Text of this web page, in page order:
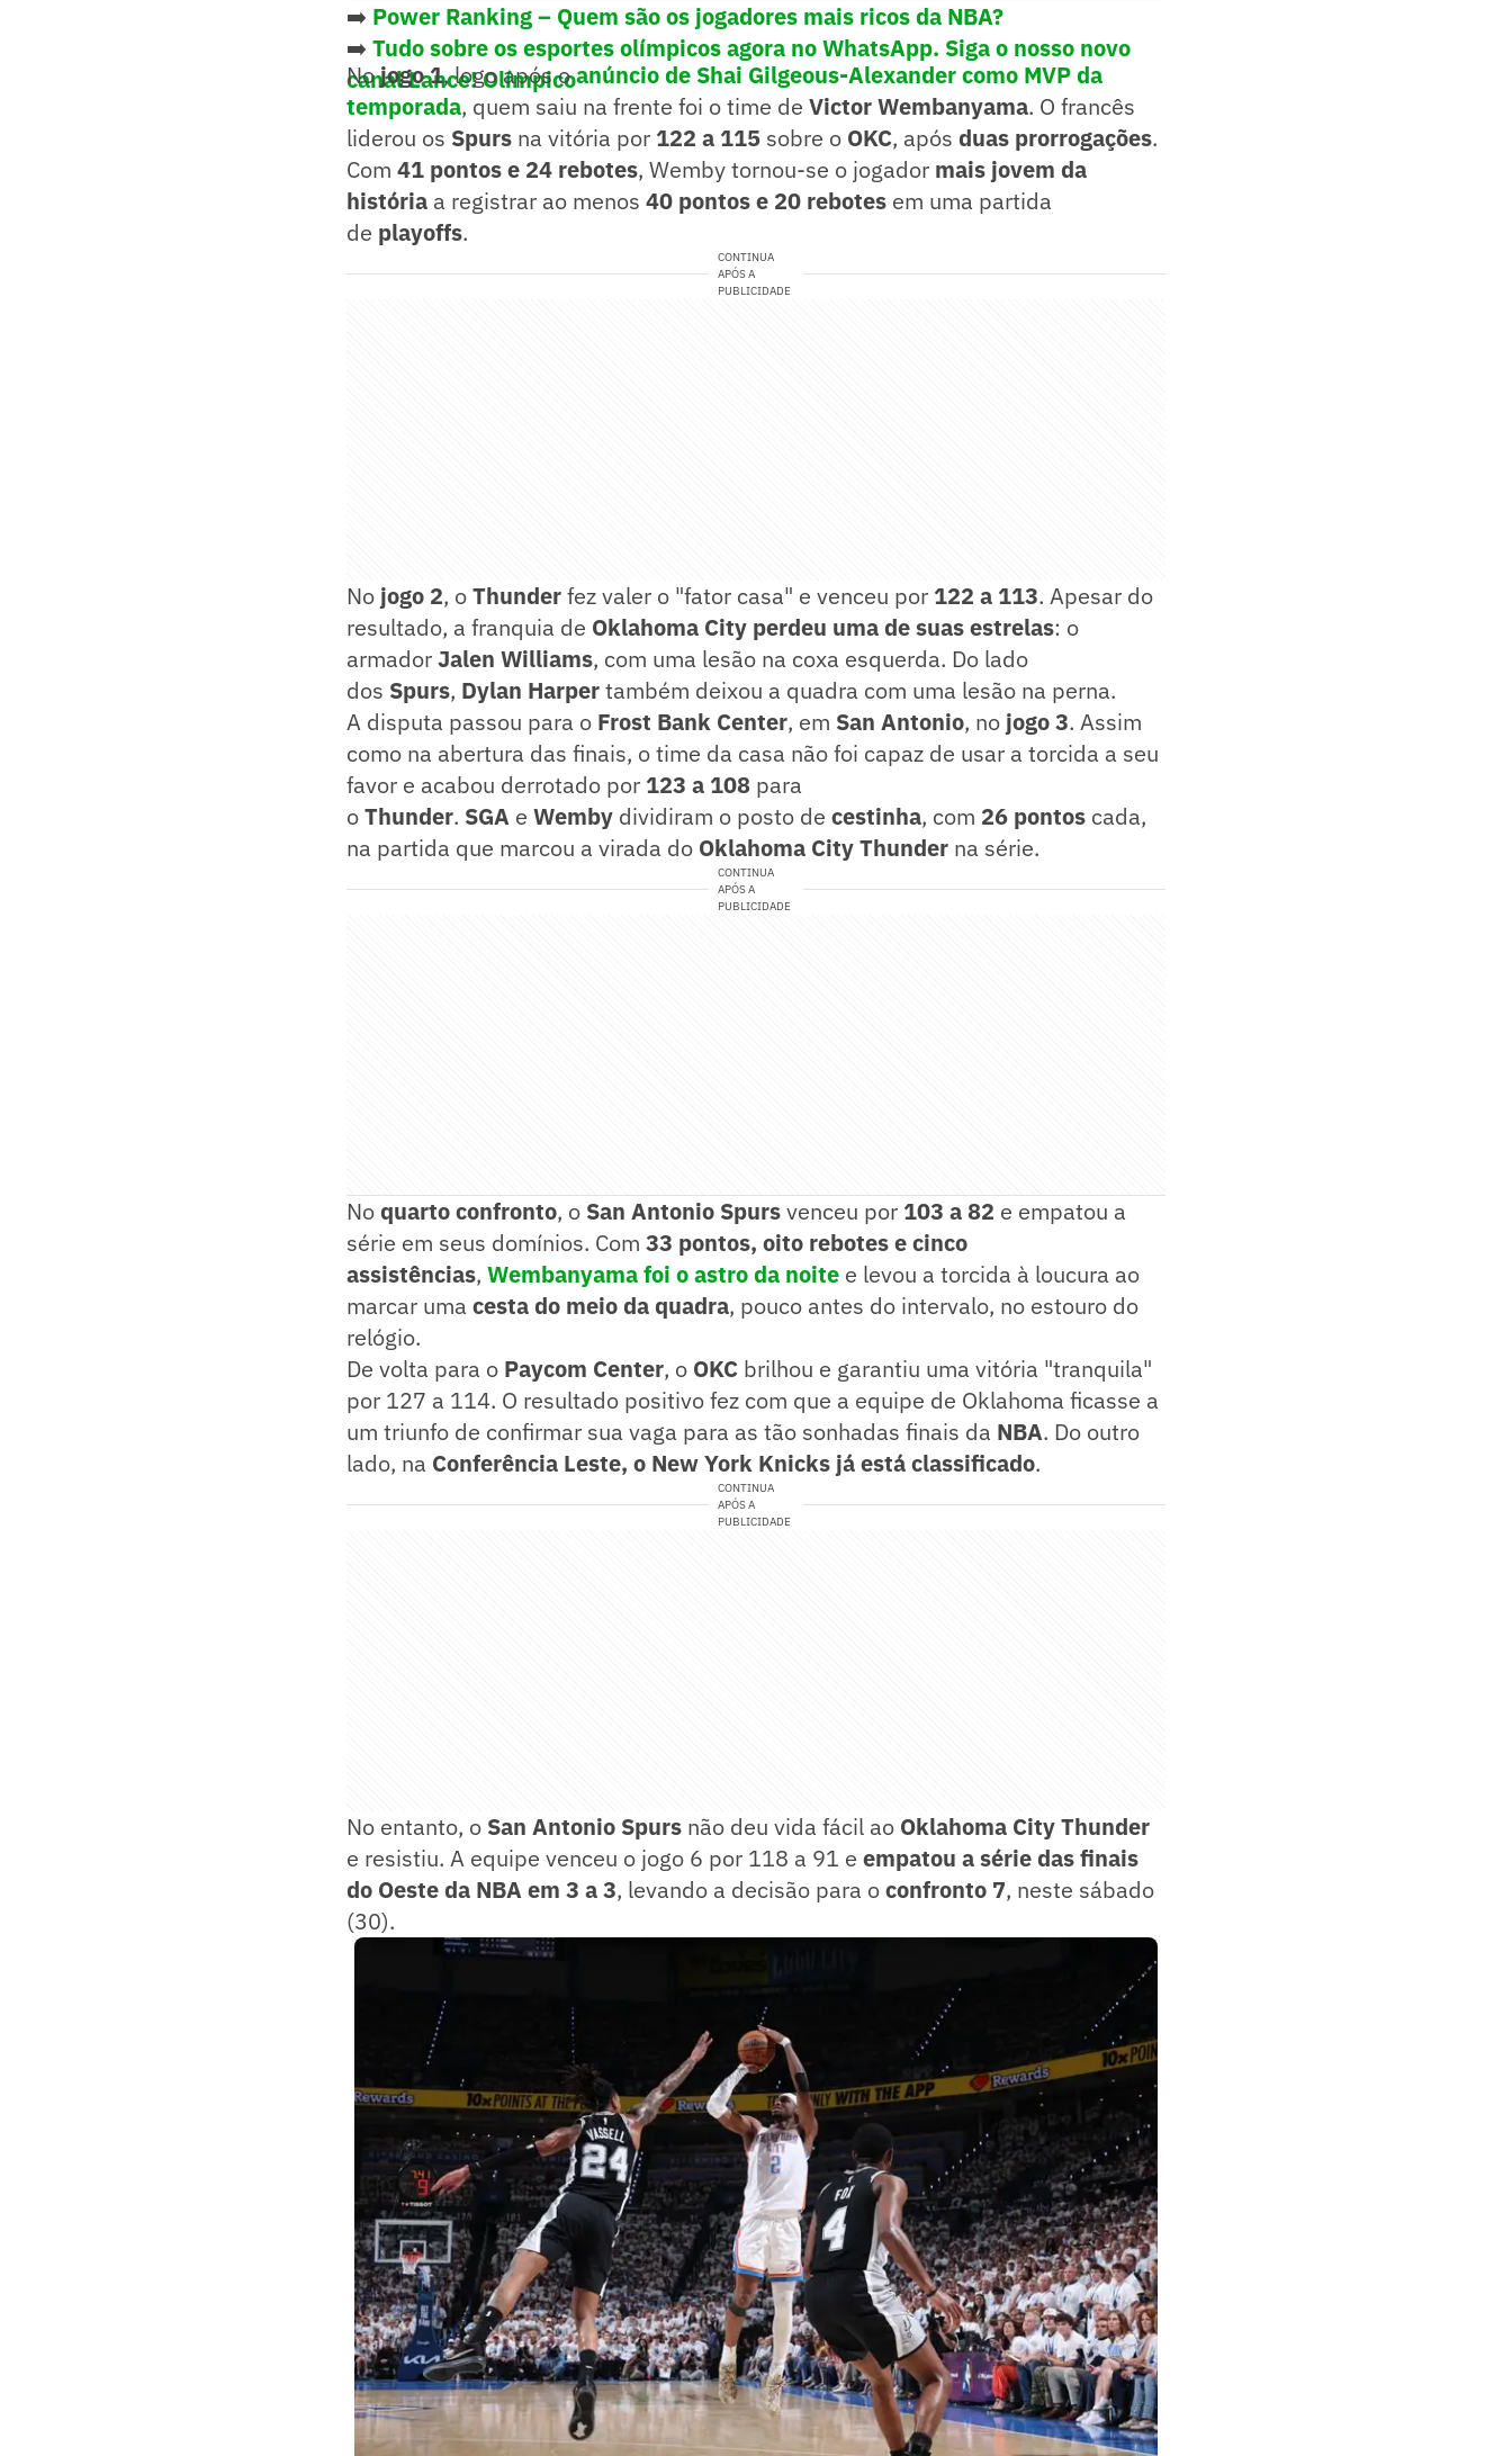
➡️ Power Ranking – Quem são os jogadores mais ricos da NBA?
➡️ Tudo sobre os esportes olímpicos agora no WhatsApp. Siga o nosso novo
canal Lance! Olímpico
Nojogo 1, logo após oanúncio de Shai Gilgeous-Alexander como MVP da
temporada, quem saiu na frente foi o time de Victor Wembanyama. O francês
liderou os Spurs na vitória por 122 a 115 sobre o OKC, após duas prorrogações.
Com 41 pontos e 24 rebotes, Wemby tornou-se o jogador mais jovem da
história a registrar ao menos 40 pontos e 20 rebotes em uma partida
de playoffs.
CONTINUA
APÓS A
PUBLICIDADE
No jogo 2, oThunderfez valer o "fator casa" e venceu por 122 a 113. Apesar do
resultado, a franquia de Oklahoma City perdeu uma de suas estrelas: o
armadorJalen Williams, com uma lesão na coxa esquerda. Do lado
dos Spurs, Dylan Harpertambém deixou a quadra com uma lesão na perna.
A disputa passou para o Frost Bank Center, em San Antonio, no jogo 3. Assim
como na abertura das finais, o time da casa não foi capaz de usar a torcida a seu
favor e acabou derrotado por 123 a 108 para
oThunder. SGA e Wemby dividiram o posto de cestinha, com 26 pontos cada,
na partida que marcou a virada do Oklahoma City Thunder na série.
CONTINUA
APÓS A
PUBLICIDADE
No quarto confronto, o San Antonio Spursvenceu por 103 a 82 e empatou a
série em seus domínios. Com 33 pontos, oito rebotes e cinco
assistências, Wembanyamafoi o astro da noite e levou a torcida à loucura ao
marcar uma cesta do meio da quadra, pouco antes do intervalo, no estouro do
relógio.
De volta para o Paycom Center, o OKC brilhou e garantiu uma vitória "tranquila"
por 127 a 114. O resultado positivo fez com que a equipe de Oklahoma ficasse a
um triunfo de confirmar sua vaga para as tão sonhadas finais da NBA. Do outro
lado, na Conferência Leste, o New York Knicks já está classificado.
CONTINUA
APÓS A
PUBLICIDADE
No entanto, o San Antonio Spurs não deu vida fácil ao Oklahoma City Thunder
e resistiu. A equipe venceu o jogo 6 por 118 a 91 e empatou a série das finais
do Oeste da NBA em 3 a 3, levando a decisão para oconfronto 7, neste sábado
(30).